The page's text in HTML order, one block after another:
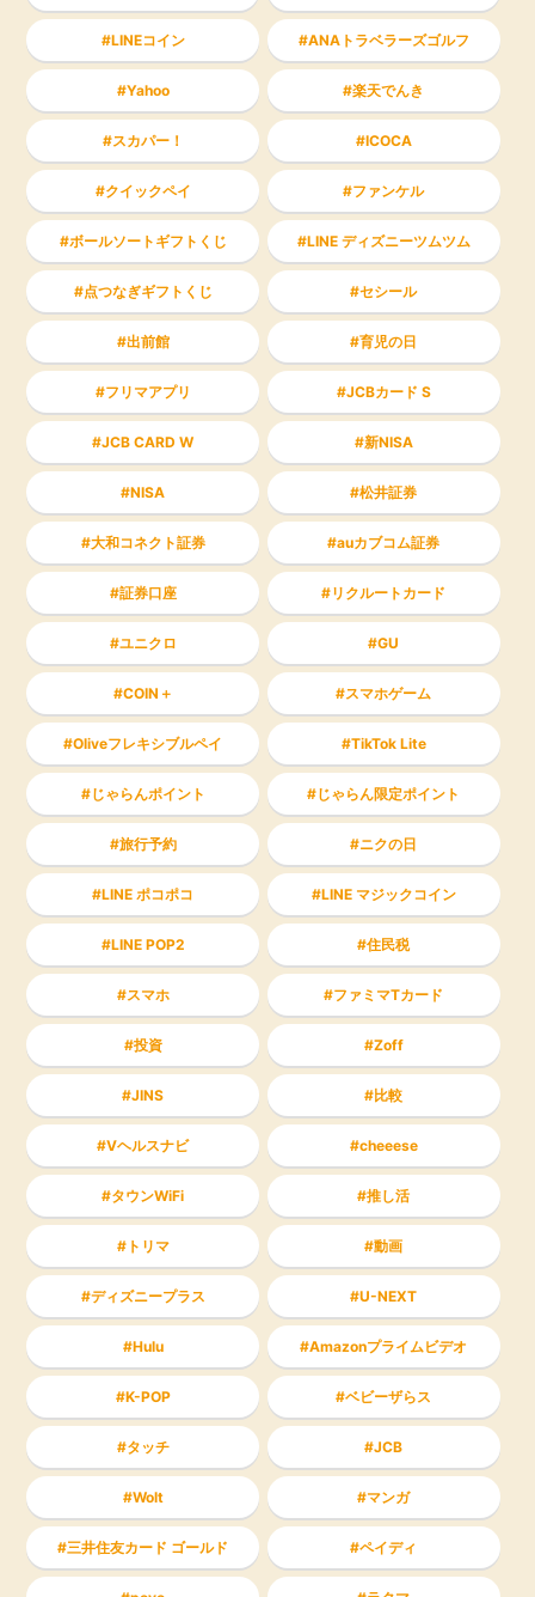
LINEコイン ANAトラベラーズゴルフ
Yahoo 楽天でんき
スカパー！ ICOCA
クイックペイ ファンケル
ボールソートギフトくじ LINE ディズニーツムツム
点つなぎギフトくじ セシール
出前館 育児の日
フリマアプリ JCBカード S
JCB CARD W 新NISA
NISA 松井証券
大和コネクト証券 auカブコム証券
証券口座 リクルートカード
ユニクロ GU
COIN＋ スマホゲーム
Oliveフレキシブルペイ TikTok Lite
じゃらんポイント じゃらん限定ポイント
旅行予約 ニクの日
LINE ポコポコ LINE マジックコイン
LINE POP2 住民税
スマホ ファミマTカード
投資 Zoff
JINS 比較
Vヘルスナビ cheeese
タウンWiFi 推し活
トリマ 動画
ディズニープラス U-NEXT
Hulu Amazonプライムビデオ
K-POP ベビーザらス
タッチ JCB
Wolt マンガ
三井住友カード ゴールド ペイディ